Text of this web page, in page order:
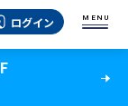
ログイン MENU